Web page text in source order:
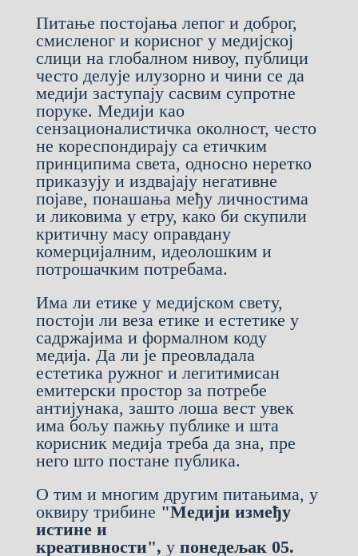
Питање постојања лепог и доброг,
смисленог и корисног у медијској
слици на глобалном нивоу, публици
често делује илузорно и чини се да
медији заступају сасвим супротне
поруке. Медији као
сензационалистичка околност, често
не кореспондирају са етичким
принципима света, односно неретко
приказују и издвајају негативне
појаве, понашања међу личностима
и ликовима у етру, како би скупили
критичну масу оправдану
комерцијалним, идеолошким и
потрошачким потребама.
Има ли етике у медијском свету,
постоји ли веза етике и естетике у
садржајима и формалном коду
медија. Да ли је преовладала
естетика ружног и легитимисан
емитерски простор за потребе
антијунака, зашто лоша вест увек
има бољу пажњу публике и шта
корисник медија треба да зна, пре
него што постане публика.
О тим и многим другим питањима, у
оквиру трибине "Медији између
истине и
креативности", у понедељак 05.